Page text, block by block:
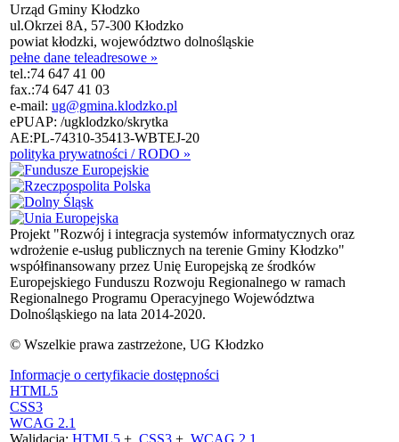
Urząd Gminy Kłodzko
ul.Okrzei 8A, 57-300 Kłodzko
powiat kłodzki, województwo dolnośląskie
pełne dane teleadresowe »
tel.:74 647 41 00
fax.:74 647 41 03
e-mail: ug@gmina.klodzko.pl
ePUAP: /ugklodzko/skrytka
AE:PL-74310-35413-WBTEJ-20
polityka prywatności / RODO »
Projekt "Rozwój i integracja systemów informatycznych oraz
wdrożenie e-usług publicznych na terenie Gminy Kłodzko"
współfinansowany przez Unię Europejską ze środków
Europejskiego Funduszu Rozwoju Regionalnego w ramach
Regionalnego Programu Operacyjnego Województwa
Dolnośląskiego na lata 2014-2020.
© Wszelkie prawa zastrzeżone, UG Kłodzko
Informacje o certyfikacie dostępności
HTML5
CSS3
WCAG 2.1
Walidacja: HTML5 + CSS3 + WCAG 2.1